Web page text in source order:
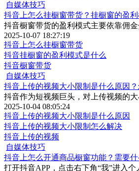
自媒体技巧
抖音上怎么挂橱窗带货？挂橱窗的盈利
抖音橱窗带货的盈利模式主要依靠佣金
2025-10-07 18:27:19
抖音上怎么挂橱窗带货
抖音挂橱窗的盈利模式是什么
抖音橱窗带货
自媒体技巧
抖音上传的视频大小限制是什么原因？
抖音作为短视频巨头，对上传视频的大
2025-10-04 08:05:24
抖音上传的视频大小限制是什么原因
抖音上传的视频大小限制怎么解决
抖音上传的视频
抖音上怎么开通商品橱窗功能？需要什
打开抖音APP，点击右下角“我”进入个